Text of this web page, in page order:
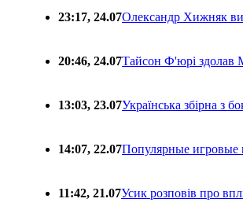
23:17, 24.07Олександр Хижняк
20:46, 24.07Тайсон Ф'юрі здолав
13:03, 23.07Українська збірна з
14:07, 22.07Популярные игровые
11:42, 21.07Усик розповів про